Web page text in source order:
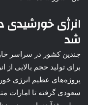
انرژی خورشیدی
شد
چندین کشور در سراسر
برای تولید حجم بالایی از
پروژه‌های عظیم انرژی
سعودی گرفته تا امارات